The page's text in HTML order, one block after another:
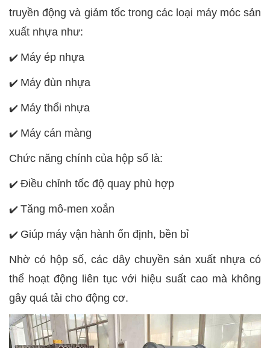
truyền động và giảm tốc trong các loại máy móc sản
xuất nhựa như:
✔️ Máy ép nhựa
✔️ Máy đùn nhựa
✔️ Máy thổi nhựa
✔️ Máy cán màng
Chức năng chính của hộp số là:
✔️ Điều chỉnh tốc độ quay phù hợp
✔️ Tăng mô-men xoắn
✔️ Giúp máy vận hành ổn định, bền bỉ
Nhờ có hộp số, các dây chuyền sản xuất nhựa có
thể hoạt động liên tục với hiệu suất cao mà không
gây quá tải cho động cơ.